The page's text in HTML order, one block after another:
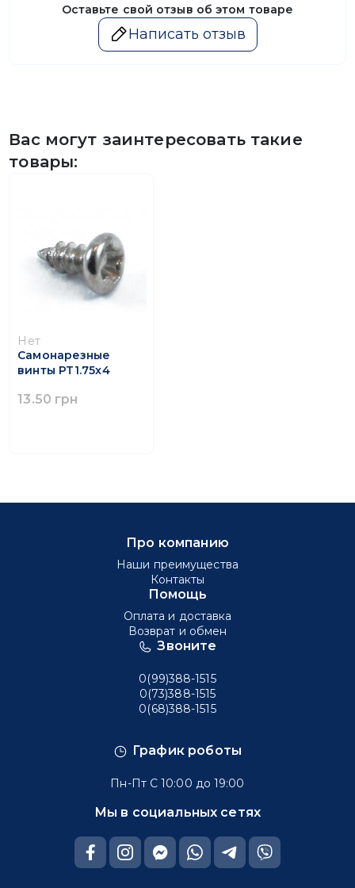
Оставьте свой отзыв об этом товаре
Написать отзыв
Вас могут заинтересовать такие
товары:
Нет
Самонарезные
винты PT1.75x4
13.50 грн
График роботы
Пн-Пт С 10:00 до 19:00
Мы в социальных сетях
Звоните
0(99)388-1515
0(73)388-1515
0(68)388-1515
Про компанию
Наши преимущества
Контакты
Помощь
Оплата и доставка
Возврат и обмен